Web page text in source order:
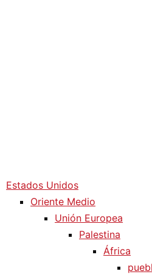
Estados Unidos
Oriente Medio
Unión Europea
Palestina
África